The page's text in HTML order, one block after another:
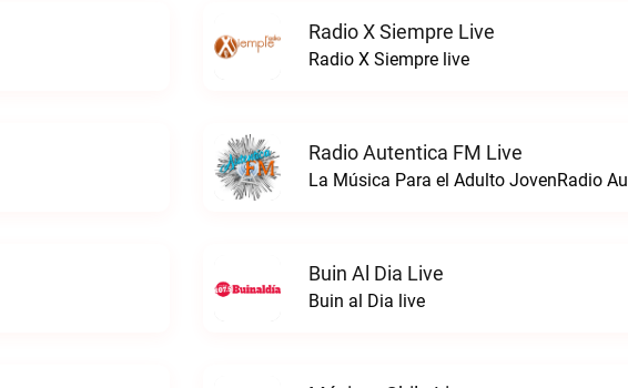
Radio X Siempre Live
Radio X Siempre live
Radio Autentica FM Live
La Música Para el Adulto JovenRadio
Buin Al Dia Live
Buin al Dia live